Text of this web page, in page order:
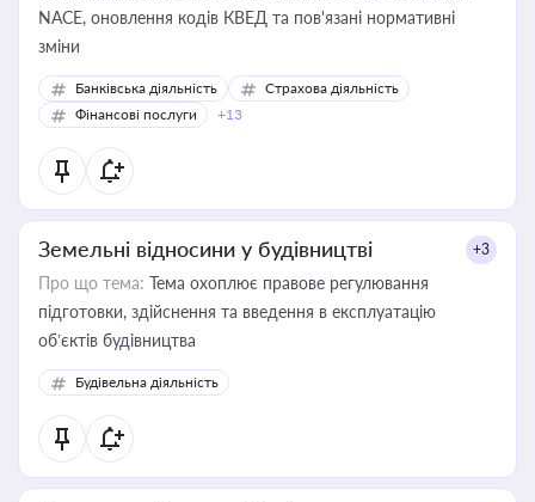
NACE, оновлення кодів КВЕД та пов'язані нормативні
зміни
Банківська діяльність
Страхова діяльність
Фінансові послуги
+13
Земельні відносини у будівництві +3
Про що тема: Тема охоплює правове регулювання
підготовки, здійснення та введення в експлуатацію
об’єктів будівництва
Будівельна діяльність